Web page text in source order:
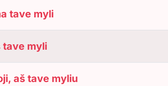
tave myli
tave myli
aš tave myliu